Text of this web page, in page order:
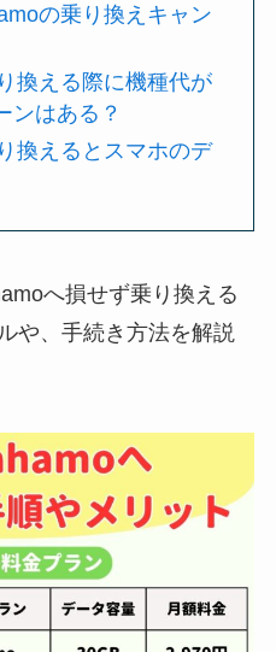
の乗り換えキャン
換える際に機種代が
ンはある？
換えるとスマホのデ
へ損せず乗り換える
や、手続き方法を解説